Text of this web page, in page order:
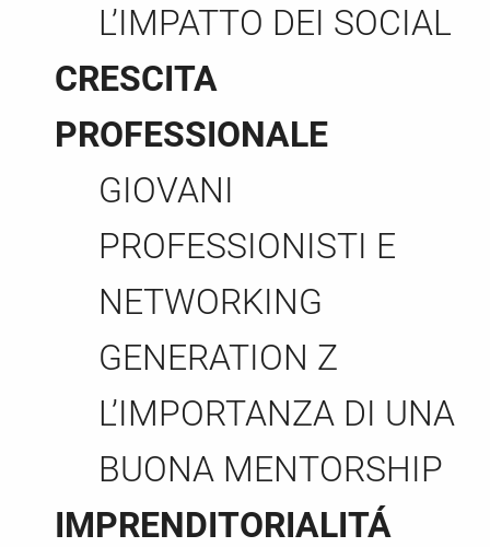
L’IMPATTO DEI SOCIAL
CRESCITA
PROFESSIONALE
GIOVANI
PROFESSIONISTI E
NETWORKING
GENERATION Z
L’IMPORTANZA DI UNA
BUONA MENTORSHIP
IMPRENDITORIALITÁ